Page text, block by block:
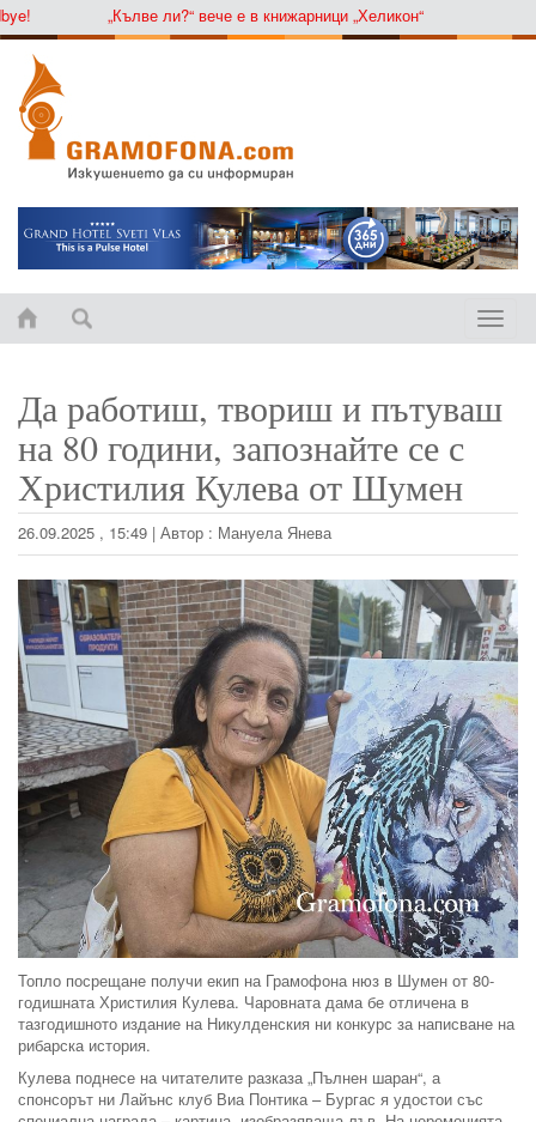
„Кълве ли?“ вече е в книжарници „Хеликон“
Toggle
Да работиш, твориш и пътуваш
на 80 години, запознайте се с
Христилия Кулева от Шумен
26.09.2025 , 15:49 | Автор : Мануела Янева
Топло посрещане получи екип на Грамофона нюз в Шумен от 80-
годишната Христилия Кулева. Чаровната дама бе отличена в
тазгодишното издание на Никулденския ни конкурс за написване на
рибарска история.
Кулева поднесе на читателите разказа „Пълнен шаран“, а
спонсорът ни Лайънс клуб Виа Понтика – Бургас я удостои със